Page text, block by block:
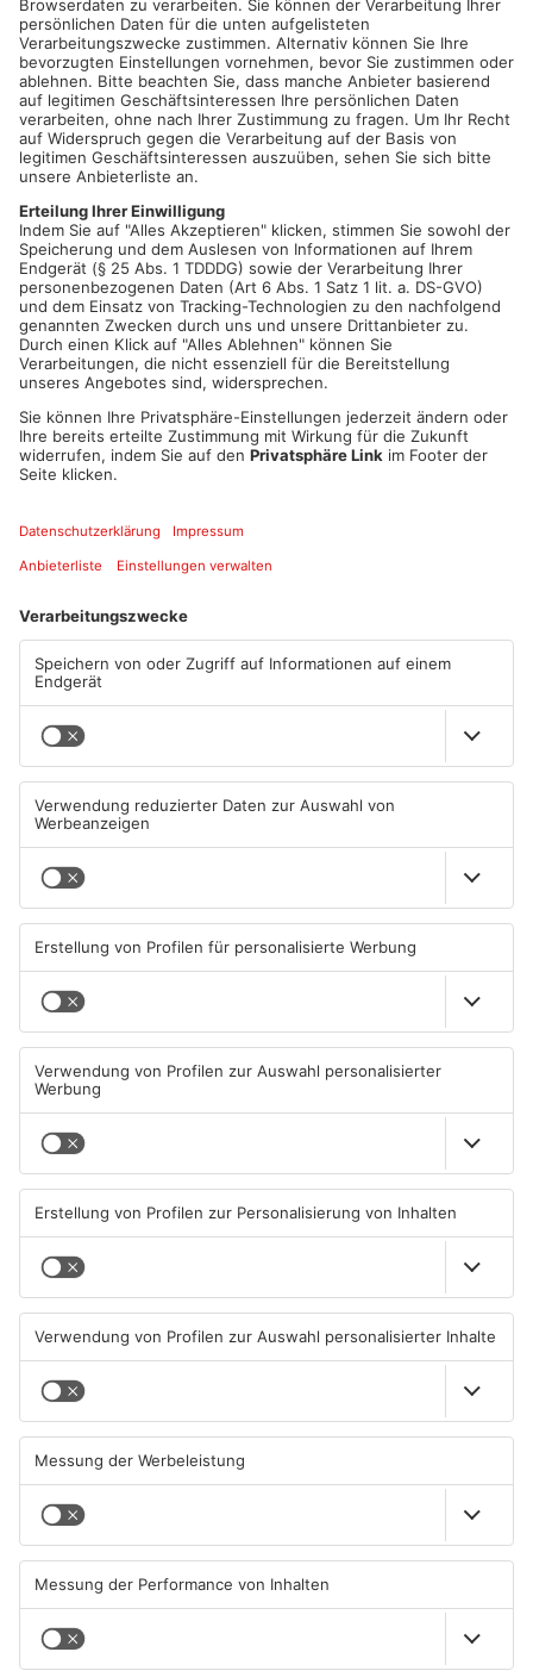
LANGENSELBOLD.Mitten in der Nacht hat ein Unbekannter auf
dem Hof der Feuer- und Rettungswache in Langenselbold ein
Feuer gezündet. Die Einsatzkräfte löschten den brennenden
Unrat schnell – und entdeckten dabei den mutmaßlichen
Brandstifter: Er hatte sich in einer der Mülltonnen versteckt.
Die Polizei zog den Mann aus der Tonne und nahm ihn mit auf
die Wache. Warum er das Feuer gelegt hat, ist noch unklar.
Durch die Aktion starteten rund 40 Feuerwehrleute ein paar
Stunden früher als geplant in den Montag.
Artikel teilen
ANZEIGE
Mehr aus Main-
Kinzig-Kreis
TOPNEWS
Mann schießt in Neuberg mit
Schreckschusswaffe auf
Busfahrer
07.08.2026, 07:12 UHR IN MAIN-
KINZIG-KREIS
Langenselbolder Dreieck und
07.08.2026, 07:07 UHR IN MAIN-
KINZIG-KREIS
Ausstellung in Bruchköbel
zum Thema "Wasser im
Klimawandel"
KINZIG-KREIS
Wohnhausbrand in Maintal:
Zwei Menschen verletzt
KINZIG-KREIS
im Main-Kinzig-Kreis und in
Hanau
Schwimmbad bleibt heute
geschlossen